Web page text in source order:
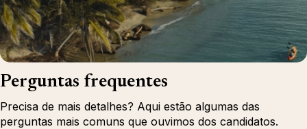
Perguntas frequentes
Precisa de mais detalhes? Aqui estão algumas das
perguntas mais comuns que ouvimos dos candidatos.